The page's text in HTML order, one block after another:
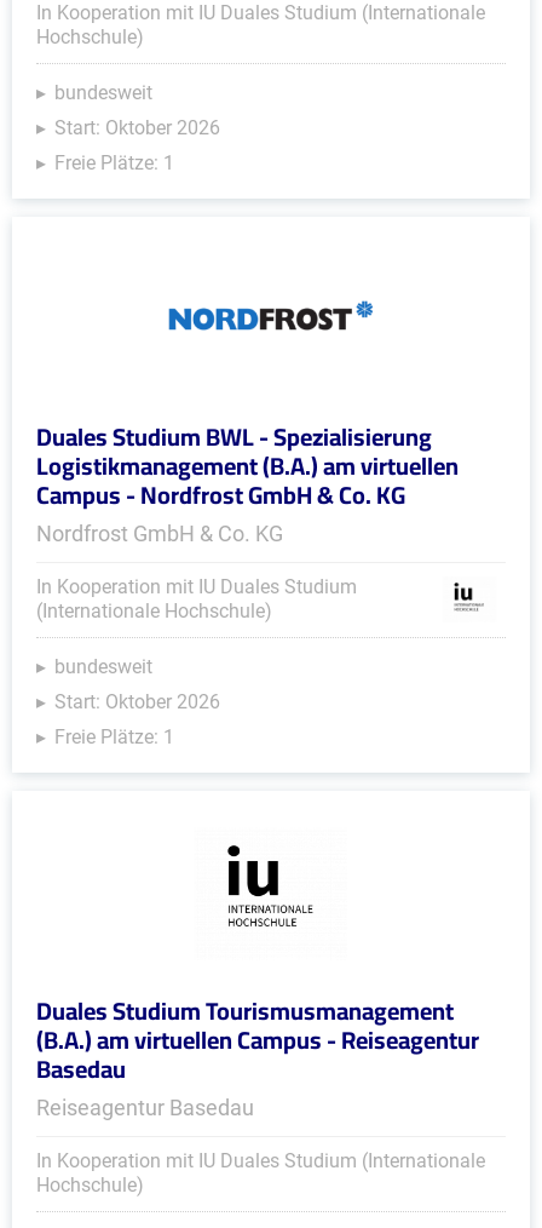
In Kooperation mit IU Duales Studium (Internationale
Hochschule)
bundesweit
Start: Oktober 2026
Freie Plätze: 1
Duales Studium BWL - Spezialisierung
Logistikmanagement (B.A.) am virtuellen
Campus - Nordfrost GmbH & Co. KG
Nordfrost GmbH & Co. KG
In Kooperation mit IU Duales Studium
(Internationale Hochschule)
bundesweit
Start: Oktober 2026
Freie Plätze: 1
Duales Studium Tourismusmanagement
(B.A.) am virtuellen Campus - Reiseagentur
Basedau
Reiseagentur Basedau
In Kooperation mit IU Duales Studium (Internationale
Hochschule)